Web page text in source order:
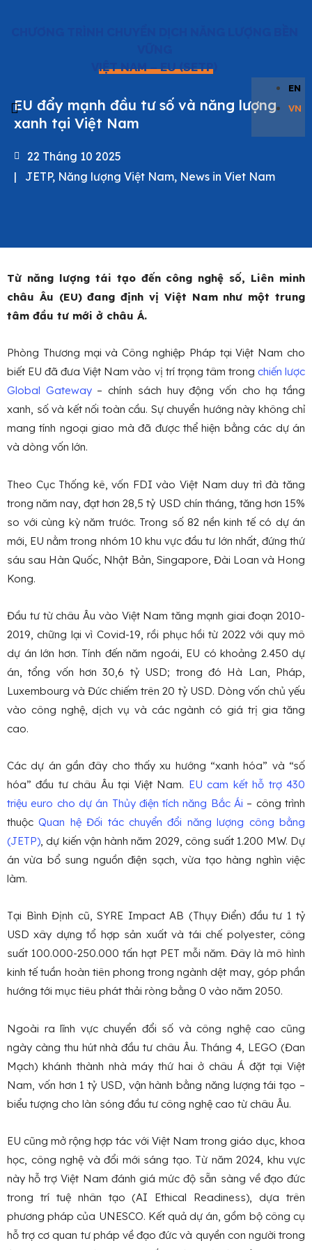
VIỆT NAM – EU (SETP)
EN
VN
EU đẩy mạnh đầu tư số và năng lượng
xanh tại Việt Nam
22 Tháng 10 2025
| JETP, Năng lượng Việt Nam, News in Viet Nam
Từ năng lượng tái tạo đến công nghệ số, Liên minh
châu Âu (EU) đang định vị Việt Nam như một trung
tâm đầu tư mới ở châu Á.
Phòng Thương mại và Công nghiệp Pháp tại Việt Nam cho
biết EU đã đưa Việt Nam vào vị trí trọng tâm trong chiến lược
Global Gateway– chính sách huy động vốn cho hạ tầng
xanh, số và kết nối toàn cầu. Sự chuyển hướng này không chỉ
mang tính ngoại giao mà đã được thể hiện bằng các dự án
và dòng vốn lớn.
Theo Cục Thống kê, vốn FDI vào Việt Nam duy trì đà tăng
trong năm nay, đạt hơn 28,5 tỷ USD chín tháng, tăng hơn 15%
so với cùng kỳ năm trước. Trong số 82 nền kinh tế có dự án
mới, EU nằm trong nhóm 10 khu vực đầu tư lớn nhất, đứng thứ
sáu sau Hàn Quốc, Nhật Bản, Singapore, Đài Loan và Hong
Kong.
Đầu tư từ châu Âu vào Việt Nam tăng mạnh giai đoạn 2010-
2019, chững lại vì Covid-19, rồi phục hồi từ 2022 với quy mô
dự án lớn hơn. Tính đến năm ngoái, EU có khoảng 2.450 dự
án, tổng vốn hơn 30,6 tỷ USD; trong đó Hà Lan, Pháp,
Luxembourg và Đức chiếm trên 20 tỷ USD. Dòng vốn chủ yếu
vào công nghệ, dịch vụ và các ngành có giá trị gia tăng
cao.
Các dự án gần đây cho thấy xu hướng “xanh hóa” và “số
hóa” đầu tư châu Âu tại Việt Nam. EU cam kết hỗ trợ 430
triệu euro cho dự án Thủy điện tích năng Bắc Ái – công trình
thuộcQuan hệ Đối tác chuyển đổi năng lượng công bằng
(JETP), dự kiến vận hành năm 2029, công suất 1.200 MW. Dự
án vừa bổ sung nguồn điện sạch, vừa tạo hàng nghìn việc
làm.
Tại Bình Định cũ, SYRE Impact AB (Thụy Điển) đầu tư 1 tỷ
USD xây dựng tổ hợp sản xuất và tái chế polyester, công
suất 100.000-250.000 tấn hạt PET mỗi năm. Đây là mô hình
kinh tế tuần hoàn tiên phong trong ngành dệt may, góp phần
hướng tới mục tiêu phát thải ròng bằng 0 vào năm 2050.
Ngoài ra lĩnh vực chuyển đổi số và công nghệ cao cũng
ngày càng thu hút nhà đầu tư châu Âu. Tháng 4, LEGO (Đan
Mạch) khánh thành nhà máy thứ hai ở châu Á đặt tại Việt
Nam, vốn hơn 1 tỷ USD, vận hành bằng năng lượng tái tạo –
biểu tượng cho làn sóng đầu tư công nghệ cao từ châu Âu.
EU cũng mở rộng hợp tác với Việt Nam trong giáo dục, khoa
học, công nghệ và đổi mới sáng tạo. Từ năm 2024, khu vực
này hỗ trợ Việt Nam đánh giá mức độ sẵn sàng về đạo đức
trong trí tuệ nhân tạo (AI Ethical Readiness), dựa trên
phương pháp của UNESCO. Kết quả dự án, gồm bộ công cụ
hỗ trợ cơ quan tư pháp về đạo đức và quyền con người trong